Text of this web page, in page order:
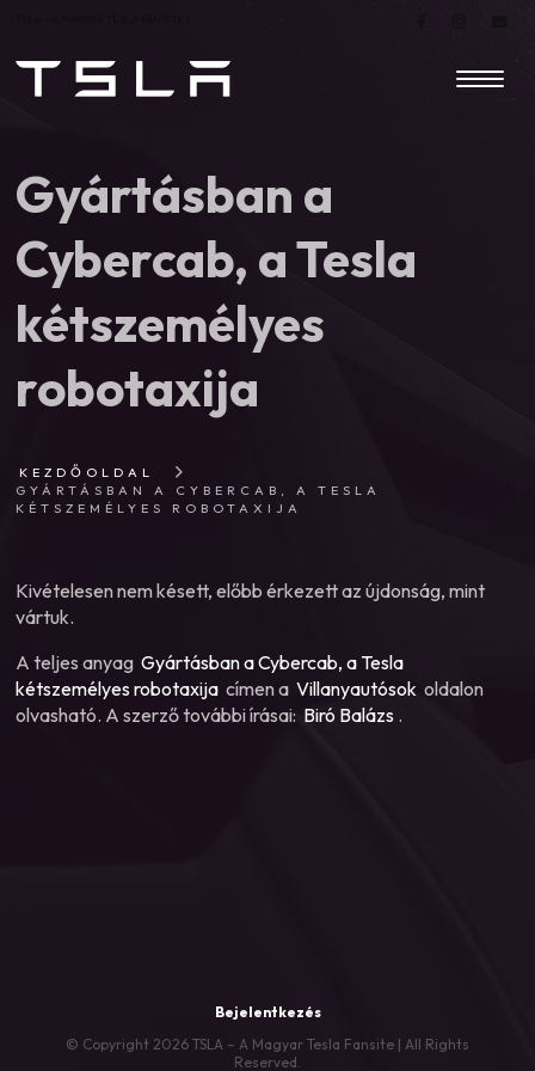
Gyártásban a
Cybercab, a Tesla
kétszemélyes
robotaxija
KEZDŐOLDAL
GYÁRTÁSBAN A CYBERCAB, A TESLA
KÉTSZEMÉLYES ROBOTAXIJA
Kivételesen nem késett, előbb érkezett az újdonság, mint
vártuk.
A teljes anyag Gyártásban a Cybercab, a Tesla
kétszemélyes robotaxija címen a Villanyautósok oldalon
olvasható. A szerző további írásai: Biró Balázs .
Bejelentkezés
© Copyright 2026 TSLA – A Magyar Tesla Fansite | All Rights
Reserved.